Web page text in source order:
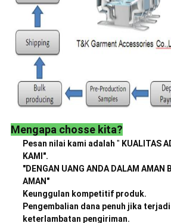
Mengapa chosse kita?
Pesan nilai kami adalah " KUALITAS
KAMI".
"DENGAN UANG ANDA DALAM AMAN
AMAN"
Keunggulan kompetitif produk.
Pengembalian dana penuh jika
keterlambatan pengiriman.